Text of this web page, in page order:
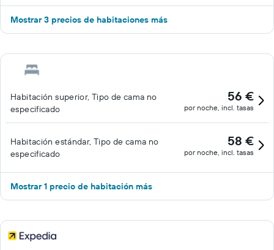
Mostrar 3 precios de habitaciones más
Habitación superior, Tipo de cama no
especificado
56 €
por noche, incl. tasas
Habitación estándar, Tipo de cama no
especificado
58 €
por noche, incl. tasas
Mostrar 1 precio de habitación más